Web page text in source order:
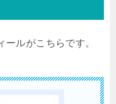
ルがこちらです。